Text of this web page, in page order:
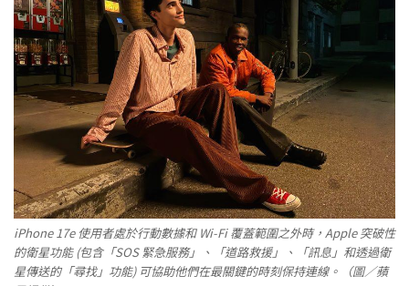
iPhone 17e 使用者處於行動數據和 Wi-Fi 覆蓋範圍之外時，Apple 突破性
的衛星功能 (包含「SOS 緊急服務」、「道路救援」、「訊息」和透過衛
星傳送的「尋找」功能) 可協助他們在最關鍵的時刻保持連線。（圖／蘋